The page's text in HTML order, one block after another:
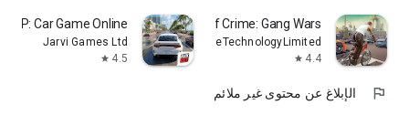
City of Crime: Gang Wars
CrushGameTechnologyLimited
4.4
star
RP: Car Game Online
Jarvi Games Ltd
4.5
star
flag الإبلاغ عن محتوى غير ملائم